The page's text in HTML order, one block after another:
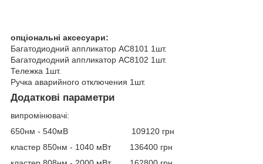
опціональні аксесуари:
Багатодиодний аппликатор AC8101 1шт.
Багатодиодний аппликатор AC8102 1шт.
Тележка 1шт.
Ручка аварийного отключения 1шт.
Додаткові параметри
випромінювачі:
650нм - 540мВ 109120 грн
кластер 850нм - 1040 мВт 136400 грн